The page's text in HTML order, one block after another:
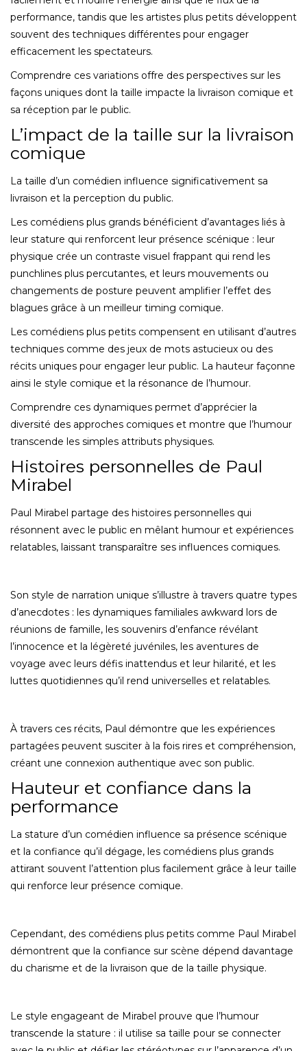
performance, tandis que les artistes plus petits développent
souvent des techniques différentes pour engager
efficacement les spectateurs.
Comprendre ces variations offre des perspectives sur les
façons uniques dont la taille impacte la livraison comique et
sa réception par le public.
L’impact de la taille sur la livraison
comique
La taille d’un comédien influence significativement sa
livraison et la perception du public.
Les comédiens plus grands bénéficient d’avantages liés à
leur stature qui renforcent leur présence scénique : leur
physique crée un contraste visuel frappant qui rend les
punchlines plus percutantes, et leurs mouvements ou
changements de posture peuvent amplifier l’effet des
blagues grâce à un meilleur timing comique.
Les comédiens plus petits compensent en utilisant d’autres
techniques comme des jeux de mots astucieux ou des
récits uniques pour engager leur public. La hauteur façonne
ainsi le style comique et la résonance de l’humour.
Comprendre ces dynamiques permet d’apprécier la
diversité des approches comiques et montre que l’humour
transcende les simples attributs physiques.
Histoires personnelles de Paul
Mirabel
Paul Mirabel partage des histoires personnelles qui
résonnent avec le public en mêlant humour et expériences
relatables, laissant transparaître ses influences comiques.
Son style de narration unique s’illustre à travers quatre types
d’anecdotes : les dynamiques familiales awkward lors de
réunions de famille, les souvenirs d’enfance révélant
l’innocence et la légèreté juvéniles, les aventures de
voyage avec leurs défis inattendus et leur hilarité, et les
luttes quotidiennes qu’il rend universelles et relatables.
À travers ces récits, Paul démontre que les expériences
partagées peuvent susciter à la fois rires et compréhension,
créant une connexion authentique avec son public.
Hauteur et confiance dans la
performance
La stature d’un comédien influence sa présence scénique
et la confiance qu’il dégage, les comédiens plus grands
attirant souvent l’attention plus facilement grâce à leur taille
qui renforce leur présence comique.
Cependant, des comédiens plus petits comme Paul Mirabel
démontrent que la confiance sur scène dépend davantage
du charisme et de la livraison que de la taille physique.
Le style engageant de Mirabel prouve que l’humour
transcende la stature : il utilise sa taille pour se connecter